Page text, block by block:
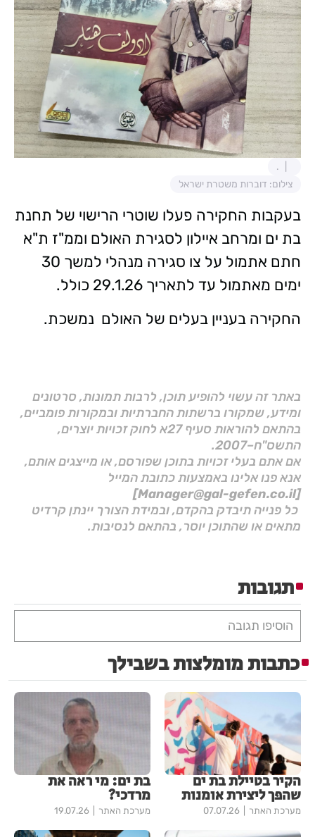
.
צילום: דוברות משטרת ישראל
בעקבות החקירה פעלו שוטרי הרישוי של תחנת
בת ים ומרחב איילון לסגירת האולם וממ"ז ת"א
חתם אתמול על צו סגירה מנהלי למשך 30
ימים מאתמול עד לתאריך 29.1.26 כולל.
החקירה בעניין בעלים של האולם נמשכת.
באתר זה עשוי להופיע תוכן, לרבות תמונות, סרטונים
ומידע, שמקורו ברשתות החברתיות ובמקורות פומביים,
בהתאם להוראות סעיף 27א לחוק זכויות יוצרים,
התשס"ח–2007.
אם אתם בעלי זכויות בתוכן שפורסם, או מייצגים אותם,
אנא פנו אלינו באמצעות כתובת המייל
[Manager@gal-gefen.co.il]
כל פנייה תיבדק בהקדם, ובמידת הצורך יינתן קרדיט
מתאים או שהתוכן יוסר, בהתאם לנסיבות.
תגובות
הוסיפו תגובה
כתבות מומלצות בשבילך
הקיר בטיילת בת ים
שהפך ליצירת אומנות
מערכת האתר 07.07.26
בת ים: מי ראה את
מרדכי?
מערכת האתר 19.07.26